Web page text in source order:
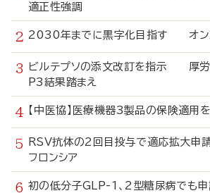
適正性強調
2030年までに黒字化目指す オン
ビルテプソの添文改訂を指示 厚労
P3結果踏まえ
【中医協】医療機器3製品の保険適
RSV抗体の2回目投与で適応拡大
フロンシア
初の低分子GLP-1、2型糖尿病でも